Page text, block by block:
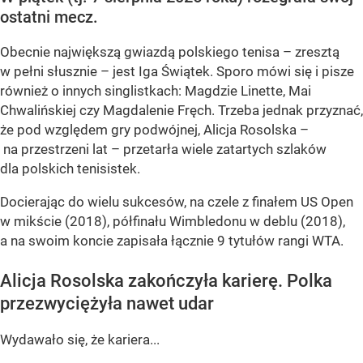
ostatni mecz.
Obecnie największą gwiazdą polskiego tenisa – zresztą
w pełni słusznie – jest Iga Świątek. Sporo mówi się i pisze
również o innych singlistkach: Magdzie Linette, Mai
Chwalińskiej czy Magdalenie Fręch. Trzeba jednak przyznać,
że pod względem gry podwójnej, Alicja Rosolska –
na przestrzeni lat – przetarła wiele zatartych szlaków
dla polskich tenisistek.
Docierając do wielu sukcesów, na czele z finałem US Open
w mikście (2018), półfinału Wimbledonu w deblu (2018),
a na swoim koncie zapisała łącznie 9 tytułów rangi WTA.
Alicja Rosolska zakończyła karierę. Polka
przezwyciężyła nawet udar
Wydawało się, że kariera...